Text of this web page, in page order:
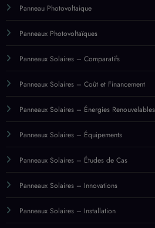
Panneau Photovoltaique
Panneaux Photovoltaïques
Panneaux Solaires – Comparatifs
Panneaux Solaires – Coût et Financement
Panneaux Solaires – Énergies Renouvelables
Panneaux Solaires – Équipements
Panneaux Solaires – Études de Cas
Panneaux Solaires – Innovations
Panneaux Solaires – Installation